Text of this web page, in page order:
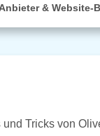
& Website-
und Tricks von